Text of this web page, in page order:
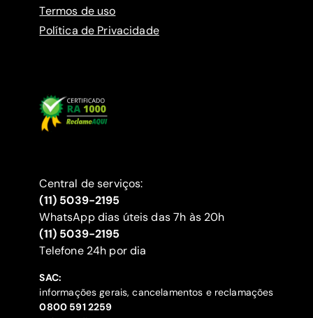
Termos de uso
Política de Privacidade
Central de serviços:
(11) 5039-2195
WhatsApp dias úteis das 7h às 20h
(11) 5039-2195
‍Telefone 24h por dia
SAC:
informações gerais, cancelamentos e reclamações
‍0800 591 2259